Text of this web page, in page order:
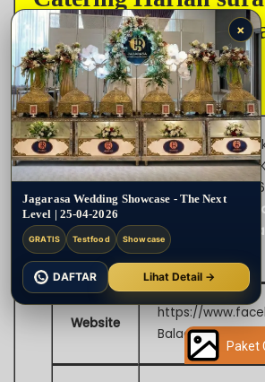
Bakar Angkringan
Catering
Alamat
Krembangan
Kemayoran Kec.
Jawa Timur 60176
Lihat Catering
Bakar
di Google Map
Website
https://
Baladewa-
Paket
×
Jagarasa Wedding Showcase - The Next
Level | 25-04-2026
GRATIS Testfood Showcase
DAFTAR Lihat Detail →